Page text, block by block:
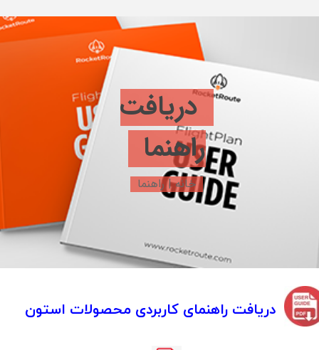
دریافت
راهنما
خانه|راهنما
دریافت راهنمای کاربردی محصولات استون